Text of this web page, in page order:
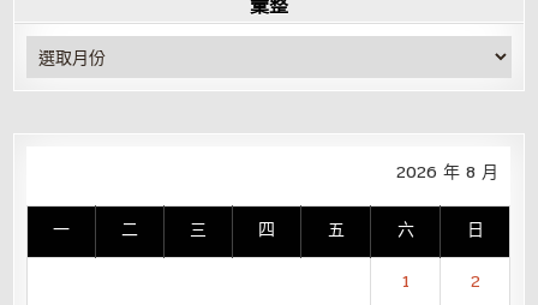
彙
整
2026 年 8 月
一 二 三 四 五 六 日
1
2